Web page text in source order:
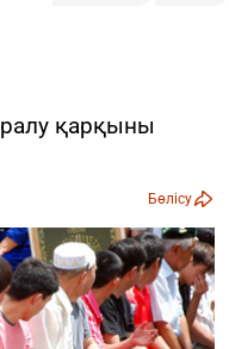
қарқыны
Бөлісу